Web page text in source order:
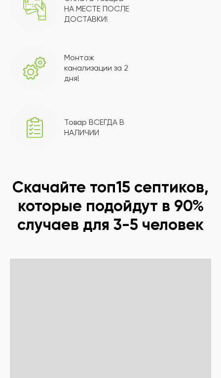
НА МЕСТЕ ПОСЛЕ
ДОСТАВКИ!
Монтаж
канализации за 2
дня!
Товар ВСЕГДА В
НАЛИЧИИ
Скачайте топ15 септиков,
которые подойдут в 90%
случаев для 3-5 человек